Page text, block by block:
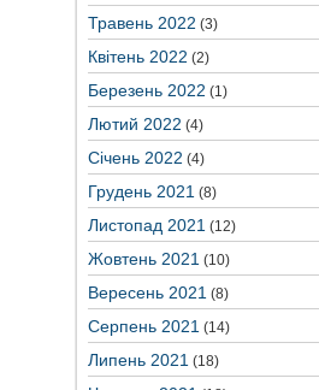
Травень 2022 (3)
Квітень 2022 (2)
Березень 2022 (1)
Лютий 2022 (4)
Січень 2022 (4)
Грудень 2021(8)
Листопад 2021(12)
Жовтень 2021(10)
Вересень 2021(8)
Серпень 2021(14)
Липень 2021(18)